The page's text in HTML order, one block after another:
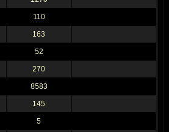
110
163
52
270
8583
145
5